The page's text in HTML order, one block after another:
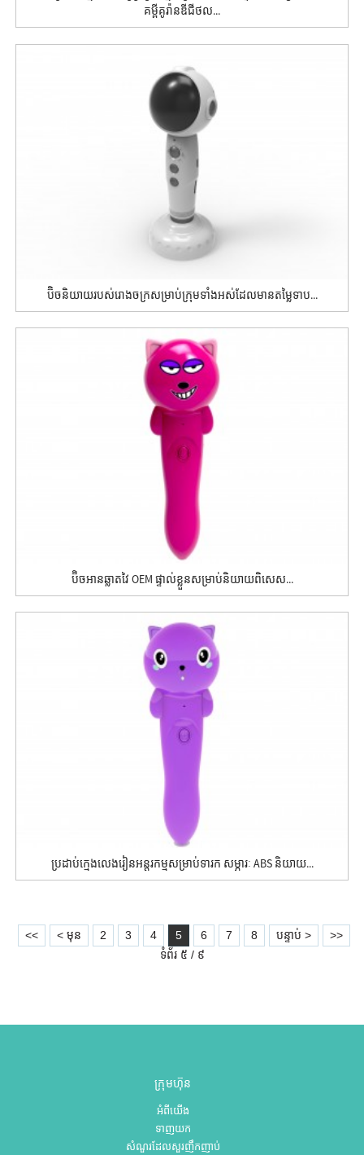
គម្ពីគូរ៉ានឌីជីថល...
ប៊ិចនិយាយរបស់រោងចក្រសម្រាប់ក្រុមទាំងអស់ដែលមានតម្លៃទាប...
ប៊ិចអានឆ្លាតវៃ OEM ផ្ទាល់ខ្លួនសម្រាប់និយាយពិសេស...
ប្រដាប់ក្មេងលេងរៀនអន្តរកម្មសម្រាប់ទារក សម្ភារៈ ABS និយាយ...
<< < មុន 2 3 4 5 6 7 8 បន្ទាប់ >
>>
ទំព័រ ៥ / ៩
ក្រុមហ៊ុន
អំពីយើង
ទាញយក
សំណួរដែលសួរញឹកញាប់